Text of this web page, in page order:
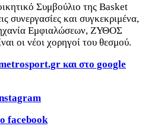
Συμβούλιο της Basket
συνεργασίες και συγκεκριμένα,
Εμφιαλώσεων, ΖΥΘΟΣ
οι νέοι χορηγοί του θεσμού.
και στο google
facebook